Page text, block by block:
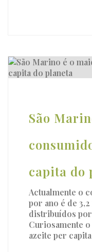
São
capita do
Actualmente o
por ano é de
distribuídos por
Curiosamente
azeite per